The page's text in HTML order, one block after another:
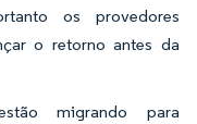
os provedores
o retorno antes da
migrando para